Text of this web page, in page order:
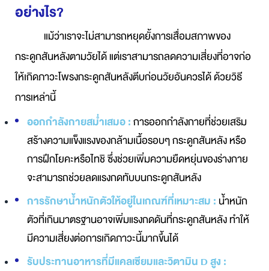
อย่างไร?
แม้ว่าเราจะไม่สามารถหยุดยั้งการเสื่อมสภาพของ
กระดูกสันหลังตามวัยได้ แต่เราสามารถลดความเสี่ยงที่อาจก่อ
ให้เกิดภาวะโพรงกระดูกสันหลังตีบก่อนวัยอันควรได้ ด้วยวิธี
การเหล่านี้
ออกกำลังกายสม่ำเสมอ :การออกกำลังกายที่ช่วยเสริม
สร้างความแข็งแรงของกล้ามเนื้อรอบๆ กระดูกสันหลัง หรือ
การฝึกโยคะหรือไทชิ ซึ่งช่วยเพิ่มความยืดหยุ่นของร่างกาย
จะสามารถช่วยลดแรงกดทับบนกระดูกสันหลัง
การรักษาน้ำหนักตัวให้อยู่ในเกณฑ์ที่เหมาะสม : น้ำหนัก
ตัวที่เกินมาตรฐานอาจเพิ่มแรงกดดันที่กระดูกสันหลัง ทำให้
มีความเสี่ยงต่อการเกิดภาวะนี้มากขึ้นได้
รับประทานอาหารที่มีแคลเซียมและวิตามิน D สูง :